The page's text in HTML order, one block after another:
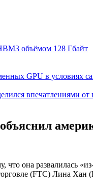
объёмом 128 Гбайт
GPU в условиях
впечатлениями от
она развалилась
(FTC) Лина Хан